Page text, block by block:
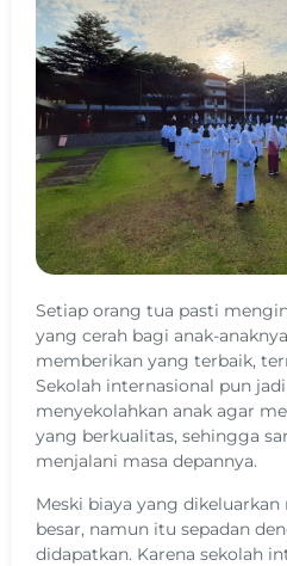
Setiap orang tua pasti
yang cerah bagi anak-
memberikan yang terbaik,
Sekolah internasional pun
menyekolahkan anak agar
yang berkualitas, sehingga
menjalani masa depannya.
Meski biaya yang
besar, namun itu sepadan
didapatkan. Karena sekolah